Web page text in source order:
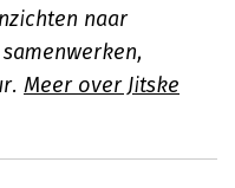
naar
Meer over Jitske